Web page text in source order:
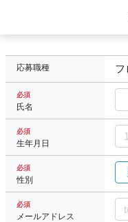
応募職種 フ
必須
氏名
必須
生年月日
必須
性別
必須
メールアドレス